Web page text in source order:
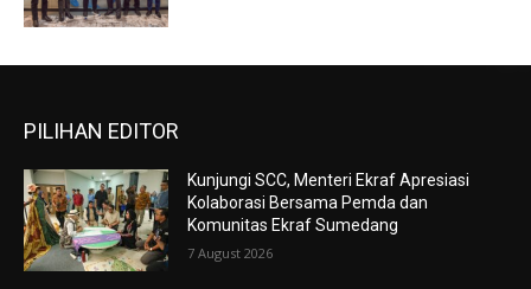
PILIHAN EDITOR
Kunjungi SCC, Menteri Ekraf Apresiasi
Kolaborasi Bersama Pemda dan
Komunitas Ekraf Sumedang
7 August 2026